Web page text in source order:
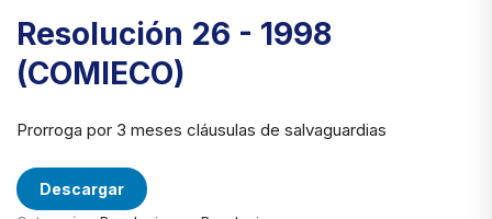
Resolución 26 - 1998
(COMIECO)
Prorroga por 3 meses cláusulas de salvaguardias
Descargar